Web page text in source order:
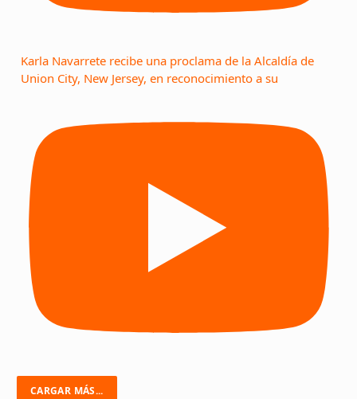
Karla Navarrete recibe una proclama de la Alcaldía de
Union City, New Jersey, en reconocimiento a su
CARGAR MÁS...